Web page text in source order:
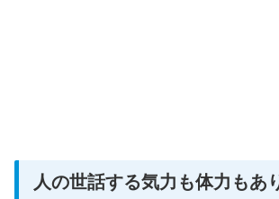
人の世話する気力も体力もあ